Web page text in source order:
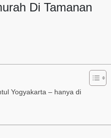
Di Tamanan
Yogyakarta – hanya di